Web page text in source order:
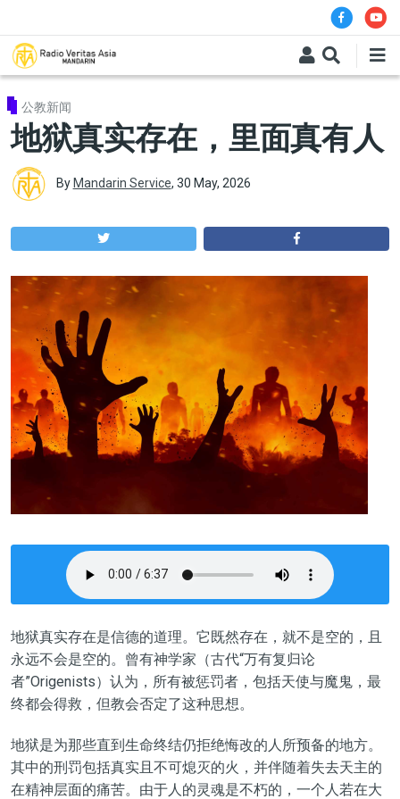
公教新闻
地狱真实存在，里面真有人
By Mandarin Service, 30 May, 2026
地狱真实存在是信德的道理。它既然存在，就不是空的，且
永远不会是空的。曾有神学家（古代“万有复归论
者”Origenists）认为，所有被惩罚者，包括天使与魔鬼，最
终都会得救，但教会否定了这种思想。
地狱是为那些直到生命终结仍拒绝悔改的人所预备的地方。
其中的刑罚包括真实且不可熄灭的火，并伴随着失去天主的
在精神层面的痛苦。由于人的灵魂是不朽的，一个人若在大